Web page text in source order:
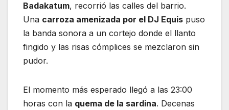
Badakatum, recorrió las calles del barrio.
Una carroza amenizada por el DJ Equis puso
la banda sonora a un cortejo donde el llanto
fingido y las risas cómplices se mezclaron sin
pudor.
El momento más esperado llegó a las 23:00
horas con la quema de la sardina. Decenas